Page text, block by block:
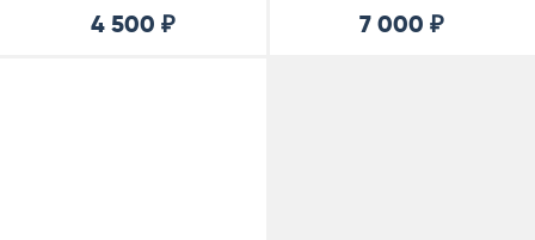
4 500 ₽ 7 000 ₽